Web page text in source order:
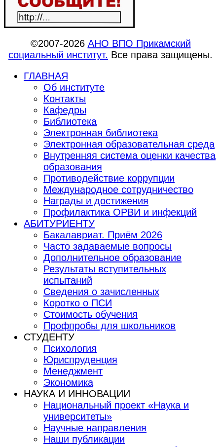
©2007-2026 АНО ВПО Прикамский
социальный институт. Все права защищены.
ГЛАВНАЯ
Об институте
Контакты
Кафедры
Библиотека
Электронная библиотека
Электронная образовательная среда
Внутренняя система оценки качества
образования
Противодействие коррупции
Международное сотрудничество
Награды и достижения
Профилактика ОРВИ и инфекций
АБИТУРИЕНТУ
Бакалавриат. Приём 2026
Часто задаваемые вопросы
Дополнительное образование
Результаты вступительных
испытаний
Сведения о зачисленных
Коротко о ПСИ
Стоимость обучения
Профпробы для школьников
СТУДЕНТУ
Психология
Юриспруденция
Менеджмент
Экономика
НАУКА И ИННОВАЦИИ
Национальный проект «Наука и
университеты»
Научные направления
Наши публикации